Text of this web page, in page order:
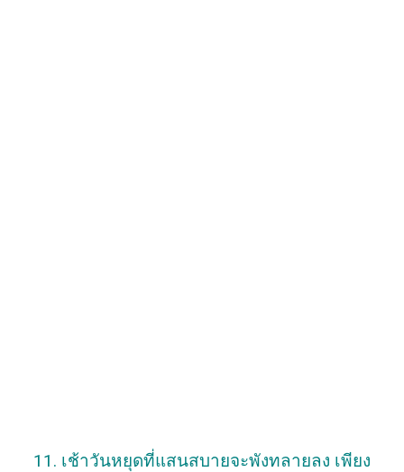
11. เช้าวันหยุดที่แสนสบายจะพังทลายลง เพียง